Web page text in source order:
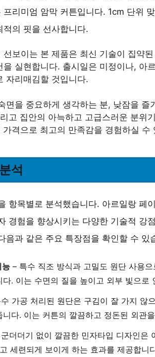
프리미엄 암막 커튼입니다. 1cm 단위
적의 핏을 선사합니다.
선보이는 본 제품은 최신 기술이 집약
을 실현합니다. 출시일은 미정이나, 아
자리매김할 것입니다.
면을 중요하게 생각하는 분, 낮잠을 즐
고 집안의 아늑하고 고급스러운 분위
격으로 최고의 만족감을 경험하실 수
석
항목별로 분석했습니다. 아르일랑 페
경험을 향상시키는 다양한 기술적 강
음과 같은 주요 특장점을 확인할 수 있
능 – 특수 직조 방식과 고밀도 원단 사용
다. 이는 수면의 질을 높이고 외부 빛으로
가공 처리된 원단은 구김이 잘 가지 않
니다. 이는 커튼의 깔끔하고 정돈된 외관
더더기 없이 깔끔한 민자타입 디자인은
세련되게 보이게 하는 효과를 제공합니